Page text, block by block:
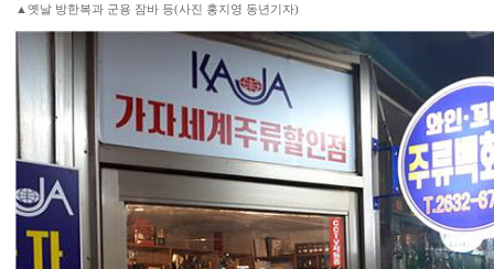
▲옛날 방한복과 군용 잠바 등(사진 홍지영 동년기자)